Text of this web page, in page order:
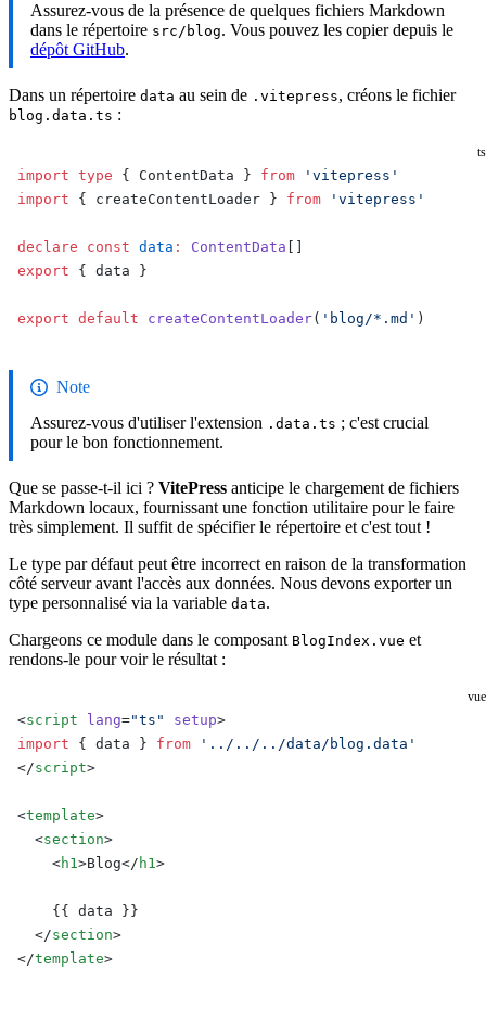
Assurez-vous de la présence de quelques fichiers Markdown
dans le répertoire src/blog. Vous pouvez les copier depuis le
dépôt GitHub.
Dans un répertoire data au sein de .vitepress, créons le fichier
blog.data.ts :
ts
import type { ContentData } from 'vitepress'
import { createContentLoader } from 'vitepress'
declare const data : ContentData
export { data }
export default createContentLoader( 'blog/*.md' )
Note
Assurez-vous d'utiliser l'extension .data.ts ; c'est crucial
pour le bon fonctionnement.
Que se passe-t-il ici ? VitePress anticipe le chargement de fichiers
Markdown locaux, fournissant une fonction utilitaire pour le faire
très simplement. Il suffit de spécifier le répertoire et c'est tout !
Le type par défaut peut être incorrect en raison de la transformation
côté serveur avant l'accès aux données. Nous devons exporter un
type personnalisé via la variable data.
Chargeons ce module dans le composant BlogIndex.vue et
rendons-le pour voir le résultat :
vue
<script lang="ts" setup>
import { data } from '../../../data/blog.data'
</script>
<template>
  <
section>
    <
h1>Blog</ h1>
    {{ data }}
  </
section>
</template>